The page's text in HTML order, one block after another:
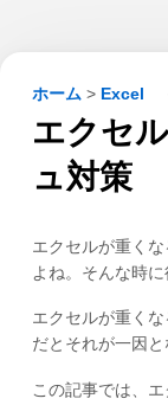
ホーム > Excel
エクセ
ュ対策
エクセルが重く
よね。そんな時
エクセルが重く
だとそれが一因と
この記事では、